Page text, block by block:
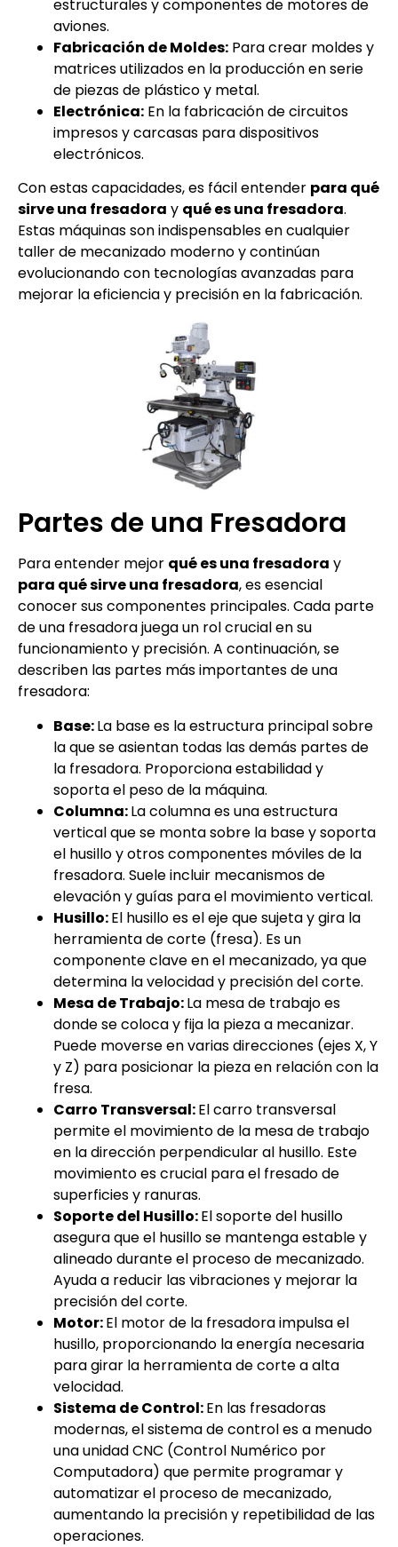
estructurales y componentes de motores de
aviones.
Fabricación de Moldes: Para crear moldes y
matrices utilizados en la producción en serie
de piezas de plástico y metal.
Electrónica: En la fabricación de circuitos
impresos y carcasas para dispositivos
electrónicos.
Con estas capacidades, es fácil entender para qué
sirve una fresadora y qué es una fresadora.
Estas máquinas son indispensables en cualquier
taller de mecanizado moderno y continúan
evolucionando con tecnologías avanzadas para
mejorar la eficiencia y precisión en la fabricación.
Partes de una Fresadora
Para entender mejor qué es una fresadora y
para qué sirve una fresadora, es esencial
conocer sus componentes principales. Cada parte
de una fresadora juega un rol crucial en su
funcionamiento y precisión. A continuación, se
describen las partes más importantes de una
fresadora:
Base:La base es la estructura principal sobre
la que se asientan todas las demás partes de
la fresadora. Proporciona estabilidad y
soporta el peso de la máquina.
Columna:La columna es una estructura
vertical que se monta sobre la base y soporta
el husillo y otros componentes móviles de la
fresadora. Suele incluir mecanismos de
elevación y guías para el movimiento vertical.
Husillo:El husillo es el eje que sujeta y gira la
herramienta de corte (fresa). Es un
componente clave en el mecanizado, ya que
determina la velocidad y precisión del corte.
Mesa de Trabajo:La mesa de trabajo es
donde se coloca y fija la pieza a mecanizar.
Puede moverse en varias direcciones (ejes X, Y
y Z) para posicionar la pieza en relación con la
fresa.
Carro Transversal:El carro transversal
permite el movimiento de la mesa de trabajo
en la dirección perpendicular al husillo. Este
movimiento es crucial para el fresado de
superficies y ranuras.
Soporte del Husillo:El soporte del husillo
asegura que el husillo se mantenga estable y
alineado durante el proceso de mecanizado.
Ayuda a reducir las vibraciones y mejorar la
precisión del corte.
Motor:El motor de la fresadora impulsa el
husillo, proporcionando la energía necesaria
para girar la herramienta de corte a alta
velocidad.
Sistema de Control:En las fresadoras
modernas, el sistema de control es a menudo
una unidad CNC (Control Numérico por
Computadora) que permite programar y
automatizar el proceso de mecanizado,
aumentando la precisión y repetibilidad de las
operaciones.